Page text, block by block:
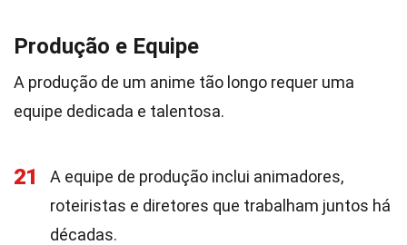
Produção e Equipe
A produção de um anime tão longo requer uma
equipe dedicada e talentosa.
21
A equipe de produção inclui animadores,
roteiristas e diretores que trabalham juntos há
décadas.